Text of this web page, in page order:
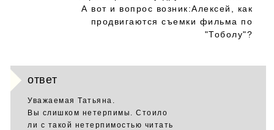
А вот и вопрос возник:Алексей, как
продвигаются съемки фильма по
"Тоболу"?
ответ
Уважаемая Татьяна.
Вы слишком нетерпимы. Стоило
ли с такой нетерпимостью читать